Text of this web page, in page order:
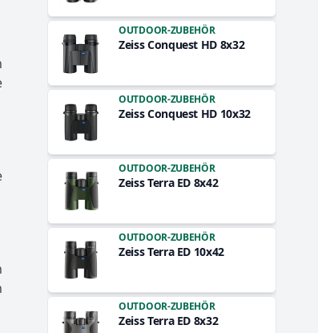
OUTDOOR-ZUBEHÖR
Zeiss Conquest HD 8x32
OUTDOOR-ZUBEHÖR
Zeiss Conquest HD 10x32
OUTDOOR-ZUBEHÖR
Zeiss Terra ED 8x42
OUTDOOR-ZUBEHÖR
Zeiss Terra ED 10x42
OUTDOOR-ZUBEHÖR
Zeiss Terra ED 8x32